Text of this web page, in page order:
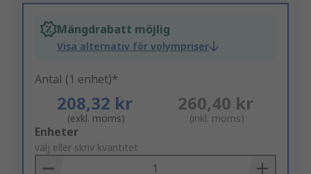
Mängdrabatt möjlig
Visa alternativ för volympriser
Antal (1 enhet)*
208,32 kr
(exkl. moms)
260,40 kr
(inkl. moms)
Add
to
Basket
Enheter
välj eller skriv kvantitet